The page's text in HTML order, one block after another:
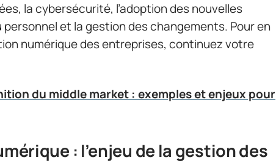
la cybersécurité, l’adoption des nouvelles
et la gestion des changements. Pour en
numérique des entreprises, continuez votre
du middle market : exemples et enjeux pour
: l’enjeu de la gestion des